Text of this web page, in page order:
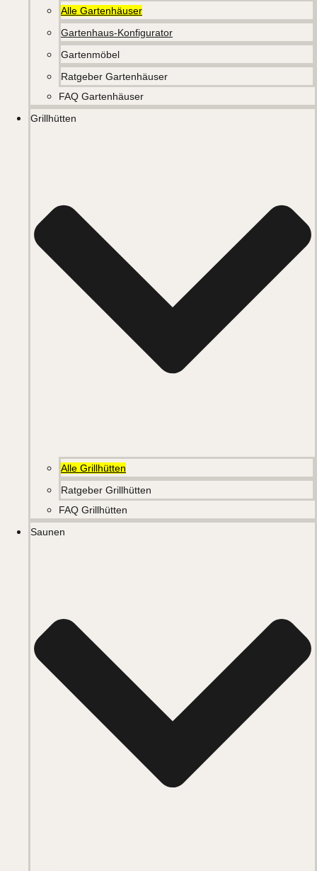
Alle Gartenhäuser
Gartenhaus-Konfigurator
Gartenmöbel
Ratgeber Gartenhäuser
FAQ Gartenhäuser
Grillhütten
Alle Grillhütten
Ratgeber Grillhütten
FAQ Grillhütten
Saunen